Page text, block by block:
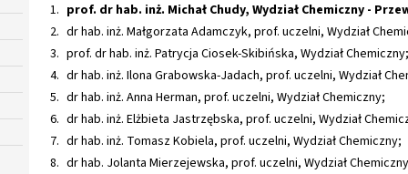
prof. dr hab. inż. Michał Chudy, Wydział Chemiczny -
dr hab. inż. Małgorzata Adamczyk, prof. uczelni, Wydział
prof. dr hab. inż. Patrycja Ciosek-Skibińska, Wydział Chemiczny;
dr hab. inż. Ilona Grabowska-Jadach, prof. uczelni, Wydział
dr hab. inż. Anna Herman, prof. uczelni, Wydział Chemiczny;
dr hab. inż. Elżbieta Jastrzębska, prof. uczelni, Wydział
dr hab. inż. Tomasz Kobiela, prof. uczelni, Wydział Chemiczny;
dr hab. Jolanta Mierzejewska, prof. uczelni, Wydział